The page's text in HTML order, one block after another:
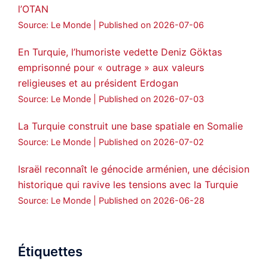
l’OTAN
Source: Le Monde Published on 2026-07-06
En Turquie, l’humoriste vedette Deniz Göktas
emprisonné pour « outrage » aux valeurs
religieuses et au président Erdogan
Source: Le Monde Published on 2026-07-03
La Turquie construit une base spatiale en Somalie
Source: Le Monde Published on 2026-07-02
Israël reconnaît le génocide arménien, une décision
historique qui ravive les tensions avec la Turquie
Source: Le Monde Published on 2026-06-28
Étiquettes